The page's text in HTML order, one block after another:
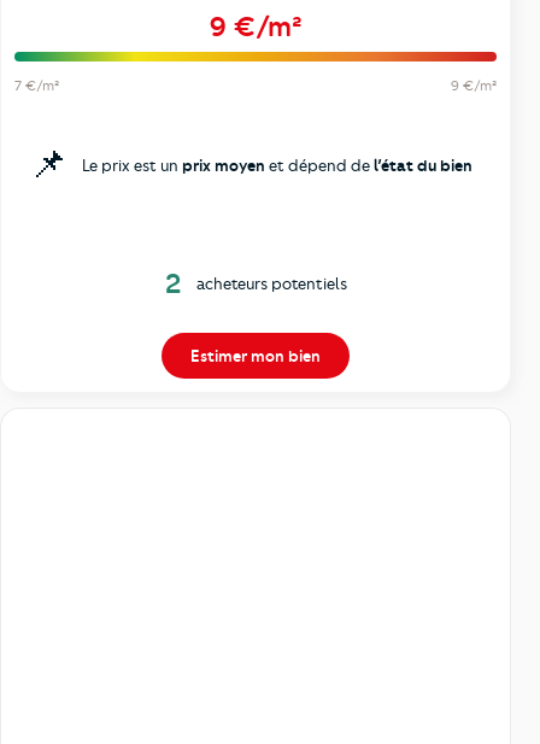
9 €/m²
7 €/m² 9 €/m²
📌 Le prix est un prix moyen et dépend del’état du bien
2 acheteurs potentiels
Estimer mon bien